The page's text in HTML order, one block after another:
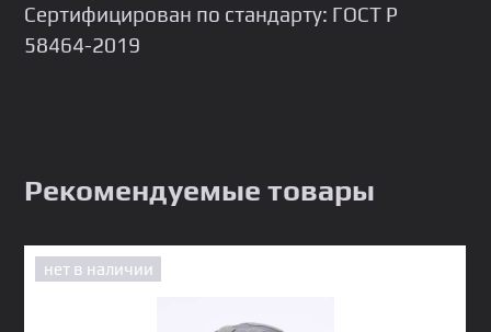
Сертифицирован по стандарту: ГОСТ Р
58464-2019
Рекомендуемые товары
нет в наличии